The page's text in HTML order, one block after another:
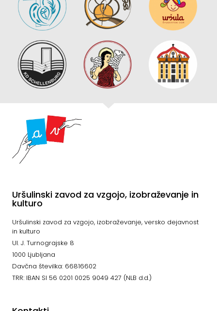
Uršulinski zavod za vzgojo, izobraževanje in
kulturo
Uršulinski zavod za vzgojo, izobraževanje, versko dejavnost
in kulturo
Ul. J. Turnograjske 8
1000 Ljubljana
Davčna številka: 66816602
TRR: IBAN SI 56 0201 0025 9049 427 (NLB d.d.)